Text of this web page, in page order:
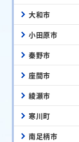
大和市
小田原市
秦野市
座間市
綾瀬市
寒川町
南足柄市